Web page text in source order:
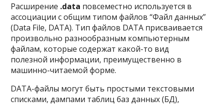
Расширение .data повсеместно используется в
ассоциации с общим типом файлов “Файл данных”
(Data File, DATA). Тип файлов DATA присваивается
произвольно разнообразным компьютерным
файлам, которые содержат какой-то вид
полезной информации, преимущественно в
машинно-читаемой форме.
DATA-файлы могут быть простыми текстовыми
списками, дампами таблиц баз данных (БД),